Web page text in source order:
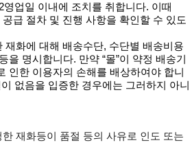
업일 이내에 조치를 취합니다. 이때
공급 절차 및 진행 사항을 확인할 수 있도
재화에 대해 배송수단, 수단별 배송비용
을 명시합니다. 만약 “몰”이 약정 배송기
인한 이용자의 손해를 배상하여야 합니
이 없음을 입증한 경우에는 그러하지 아니
재화등이 품절 등의 사유로 인도 또는